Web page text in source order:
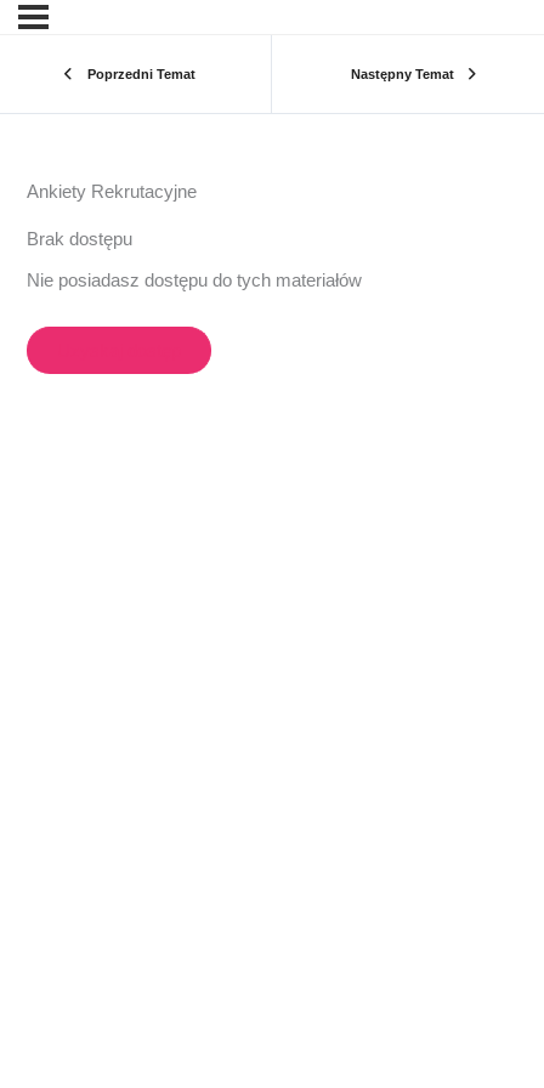
Poprzedni Temat Następny Temat
Ankiety Rekrutacyjne
Brak dostępu
Nie posiadasz dostępu do tych materiałów